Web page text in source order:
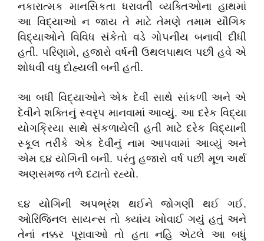
નકારાત્મક માનસિકતા ધરાવતી વ્યક્તિઓના હાથમાં
આ વિદ્યાઓ ન જાય તે માટે તેમણે તમામ યૌગિક
વિદ્યાઓને વિવિધ સંકેતો વડે ગોપનીય બનાવી દીધી
હતી. પરિણામે, હજારો વર્ષની ઉથલપાથલ પછી હવે એ
શોધવી વધુ દોહ્યલી બની હતી.
આ બધી વિદ્યાઓને એક દેવી સાથે સાંકળી અને એ
દેવીને શક્તિનું સ્વરૃપ માનવામાં આવ્યું.આ દરેક વિદ્યા
યોગક્રિયા સાથે સંકળાયેલી હતી માટે દરેક વિદ્યાની
સ્કૂલ તરીકે એક દેવીનું નામ આપવામાં આવ્યું અને
એમ ૬૪ યોગિની બની. પરંતુ હજારો વર્ષ પછી મૂળ અર્થ
અણસમજ તળે દટાતો રહ્યો.
૬૪ યોગિની અપભ્રંશ થઈને જોગણી થઈ ગઈ.
ઓરિજિનલ સાયન્સ તો ક્યાંય ખોવાઈ ગયું હતું અને
તેનાં નક્કર પૂરાવાઓ તો હતા નહિ એટલે આ બધું